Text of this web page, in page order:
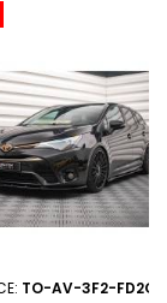
TO-AV-3F2-FD2G